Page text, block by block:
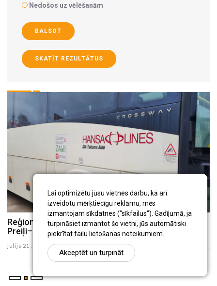
Lai optimizētu jūsu vietnes darbu, kā arī
izveidotu mērķtiecīgu reklāmu, mēs
izmantojam sīkdatnes ("sīkfailus"). Gadījumā, ja
turpināsiet izmantot šo vietni, jūs automātiski
piekrītat failu lietošanas noteikumiem.
Akceptēt un turpināt
Nedošos uz vēlēšanām
BALSOT
SKATĪT REZULTĀTUS
Reģionālo autobusu maršrutos Preiļi–Varakļāni un
Preiļi–Rudzāti no augusta būs izmaiņas
julijs 21 , 2026
Preiļos atklās Klīdzēja un Streiča daiļrades
iedvesmotu aktīvās atpūtas laukumu
julijs 16 , 2026